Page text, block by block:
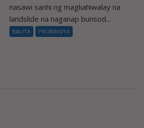
nasawi sanhi ng magkahiwalay na
landslide na naganap bunsod...
BALITA PROBINSIYA